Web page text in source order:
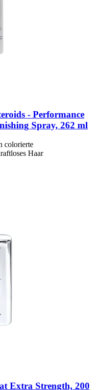
-​ Performance
Spray, 262 ml
colorierte
Haar
Extra Strength, 200